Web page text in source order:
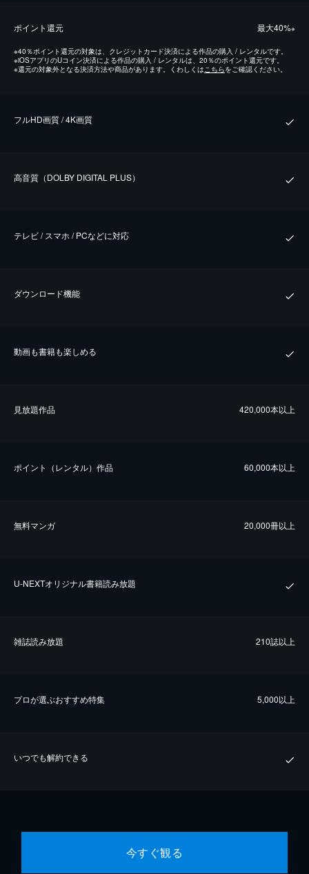
ポイント還元 最⼤40%※
※40％ポイント還元の対象は、クレジットカード決済による作品の購入 / レンタルです。
※iOSアプリのUコイン決済による作品の購入 / レンタルは、20％のポイント還元です。
※還元の対象外となる決済方法や商品があります。くわしくはこちらをご確認ください。
フルHD画質 / 4K画質
⾼⾳質（DOLBY DIGITAL PLUS）
テレビ / スマホ / PCなどに対応
ダウンロード機能
動画も書籍も楽しめる
⾒放題作品 420,000本以上
ポイント（レンタル）作品 60,000本以上
無料マンガ 20,000冊以上
U-NEXTオリジナル書籍読み放題
雑誌読み放題 210誌以上
プロが選ぶおすすめ特集 5,000以上
いつでも解約できる
今すぐ観る